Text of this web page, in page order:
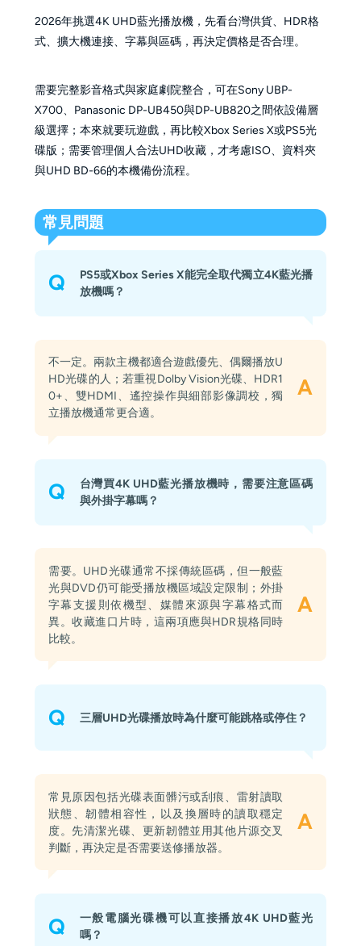
2026年挑選4K UHD藍光播放機，先看台灣供貨、HDR格
式、擴大機連接、字幕與區碼，再決定價格是否合理。
需要完整影音格式與家庭劇院整合，可在Sony UBP-
X700、Panasonic DP-UB450與DP-UB820之間依設備層
級選擇；本來就要玩遊戲，再比較Xbox Series X或PS5光
碟版；需要管理個人合法UHD收藏，才考慮ISO、資料夾
與UHD BD-66的本機備份流程。
常見問題
Q
PS5或Xbox Series X能完全取代獨立4K藍光播
放機嗎？
不一定。兩款主機都適合遊戲優先、偶爾播放U
HD光碟的人；若重視Dolby Vision光碟、HDR1
0+、雙HDMI、遙控操作與細部影像調校，獨
立播放機通常更合適。
A
Q
台灣買4K UHD藍光播放機時，需要注意區碼
與外掛字幕嗎？
需要。UHD光碟通常不採傳統區碼，但一般藍
光與DVD仍可能受播放機區域設定限制；外掛
字幕支援則依機型、媒體來源與字幕格式而
異。收藏進口片時，這兩項應與HDR規格同時
比較。
A
Q 三層UHD光碟播放時為什麼可能跳格或停住？
常見原因包括光碟表面髒污或刮痕、雷射讀取
狀態、韌體相容性，以及換層時的讀取穩定
度。先清潔光碟、更新韌體並用其他片源交叉
判斷，再決定是否需要送修播放器。
A
Q
一般電腦光碟機可以直接播放4K UHD藍光
嗎？